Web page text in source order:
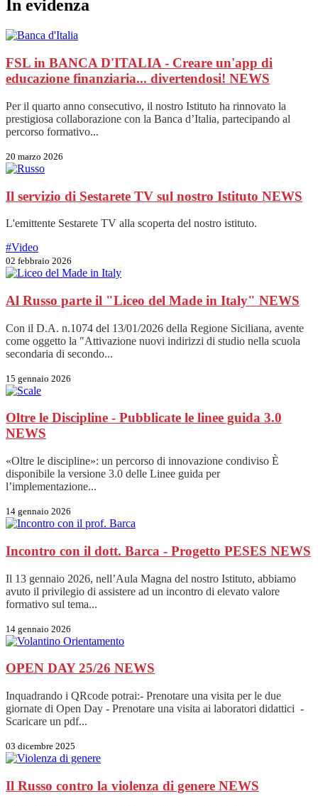
In evidenza
FSL in BANCA D'ITALIA - Creare un'app di
educazione finanziaria... divertendosi! NEWS
Per il quarto anno consecutivo, il nostro Istituto ha rinnovato la
prestigiosa collaborazione con la Banca d’Italia, partecipando al
percorso formativo...
20 marzo 2026
Il servizio di Sestarete TV sul nostro Istituto NEWS
L'emittente Sestarete TV alla scoperta del nostro istituto.
#Video
02 febbraio 2026
Al Russo parte il "Liceo del Made in Italy" NEWS
Con il D.A. n.1074 del 13/01/2026 della Regione Siciliana, avente
come oggetto la "Attivazione nuovi indirizzi di studio nella scuola
secondaria di secondo...
15 gennaio 2026
Oltre le Discipline - Pubblicate le linee guida 3.0
NEWS
«Oltre le discipline»: un percorso di innovazione condiviso È
disponibile la versione 3.0 delle Linee guida per
l’implementazione...
14 gennaio 2026
Incontro con il dott. Barca - Progetto PESES NEWS
Il 13 gennaio 2026, nell’Aula Magna del nostro Istituto, abbiamo
avuto il privilegio di assistere ad un incontro di elevato valore
formativo sul tema...
14 gennaio 2026
OPEN DAY 25/26 NEWS
Inquadrando i QRcode potrai:- Prenotare una visita per le due
giornate di Open Day - Prenotare una visita ai laboratori didattici -
Scaricare un pdf...
03 dicembre 2025
Il Russo contro la violenza di genere NEWS